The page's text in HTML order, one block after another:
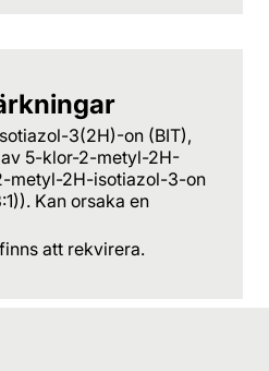
3(2H)-on (BIT),
5-klor-2-metyl-2H-
metyl-2H-isotiazol-3-on
Kan orsaka en
att rekvirera.